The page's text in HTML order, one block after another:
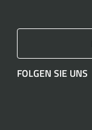
FOLGEN SIE UNS